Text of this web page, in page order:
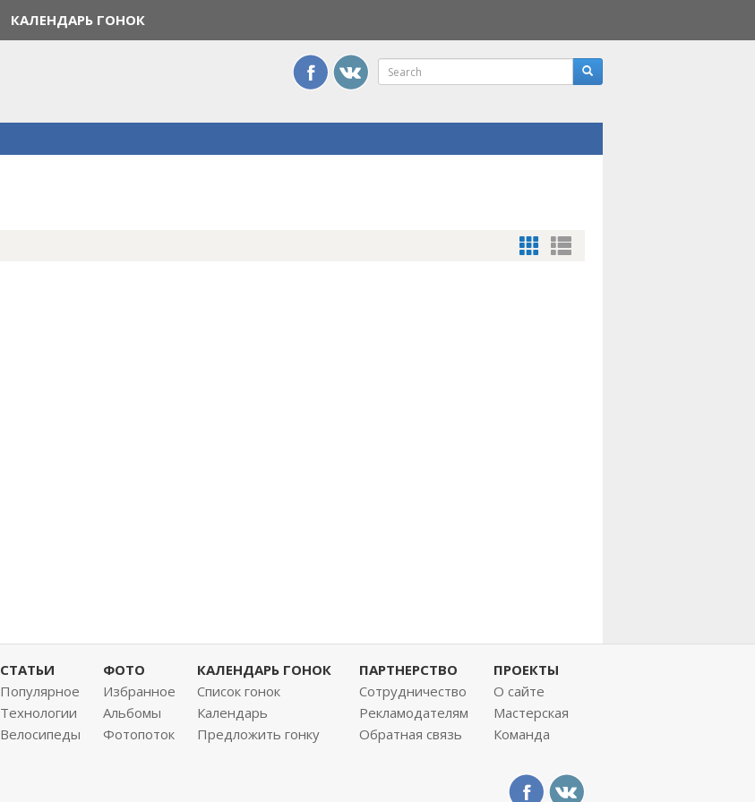
КАЛЕНДАРЬ ГОНОК
СТАТЬИ
Популярное
Технологии
Велосипеды
ФОТО
Избранное
Альбомы
Фотопоток
КАЛЕНДАРЬ ГОНОК
Список гонок
Календарь
Предложить гонку
ПАРТНЕРСТВО
Сотрудничество
Рекламодателям
Обратная связь
ПРОЕКТЫ
О сайте
Мастерская
Команда